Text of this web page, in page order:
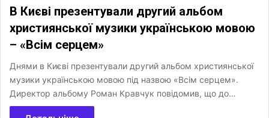
В Києві презентували другий альбом
християнської музики українською мовою
– «Всім серцем»
Днями в Києві презентували другий альбом християнської
музики українською мовою під назвою «Всім серцем».
Директор альбому Роман Кравчук повідомив, що до…